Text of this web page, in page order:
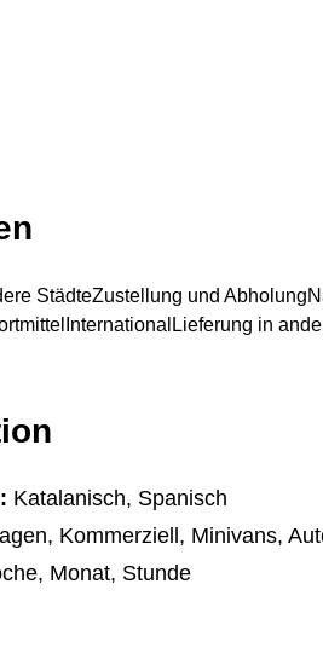
StädteZustellung und Abholung
International Lieferung in
Katalanisch, Spanisch
Kommerziell, Minivans,
Monat, Stunde